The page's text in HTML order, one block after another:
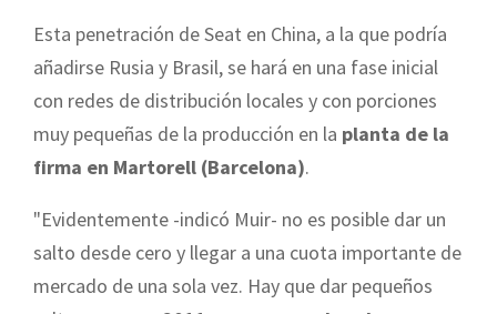
Esta penetración de Seat en China, a la que podría
añadirse Rusia y Brasil, se hará en una fase inicial
con redes de distribución locales y con porciones
muy pequeñas de la producción en la planta de la
firma en Martorell (Barcelona).
"Evidentemente -indicó Muir- no es posible dar un
salto desde cero y llegar a una cuota importante de
mercado de una sola vez. Hay que dar pequeños